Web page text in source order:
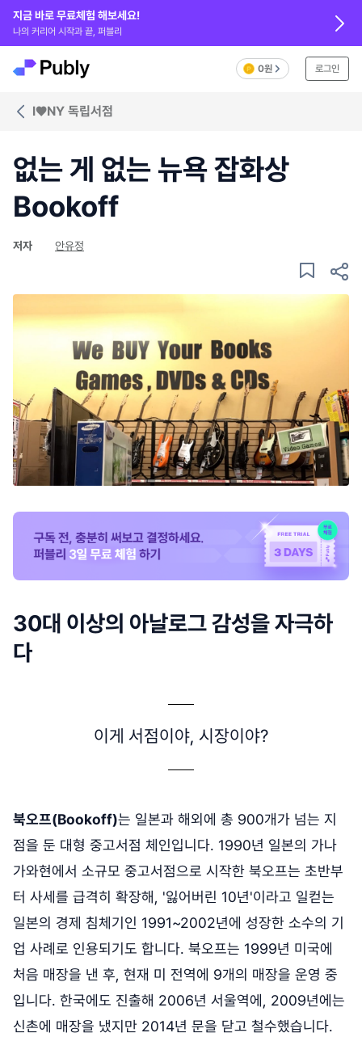
지금 바로 무료체험 해보세요!
나의 커리어 시작과 끝, 퍼블리
0원 로그인
I♥NY 독립서점
없는 게 없는 뉴욕 잡화상
Bookoff
저자 안유정
30대 이상의 아날로그 감성을 자극하
다
이게 서점이야, 시장이야?
북오프(Bookoff)는 일본과 해외에 총 900개가 넘는 지
점을 둔 대형 중고서점 체인입니다. 1990년 일본의 가나
가와현에서 소규모 중고서점으로 시작한 북오프는 초반부
터 사세를 급격히 확장해, '잃어버린 10년'이라고 일컫는
일본의 경제 침체기인 1991~2002년에 성장한 소수의 기
업 사례로 인용되기도 합니다. 북오프는 1999년 미국에
처음 매장을 낸 후, 현재 미 전역에 9개의 매장을 운영 중
입니다. 한국에도 진출해 2006년 서울역에, 2009년에는
신촌에 매장을 냈지만 2014년 문을 닫고 철수했습니다.